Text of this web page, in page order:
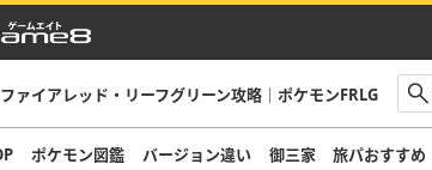
ファイアレッド・リーフグリーン攻略｜ポケモンFRLG
ポケモン図鑑 バージョン違い 御三家 旅パおすすめ